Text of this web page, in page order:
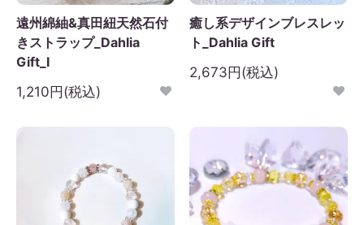
遠州綿紬&真田紐天然石付
きストラップ_Dahlia
Gift_I
1,210円(税込)
癒し系デザインブレスレッ
ト_Dahlia Gift
2,673円(税込)